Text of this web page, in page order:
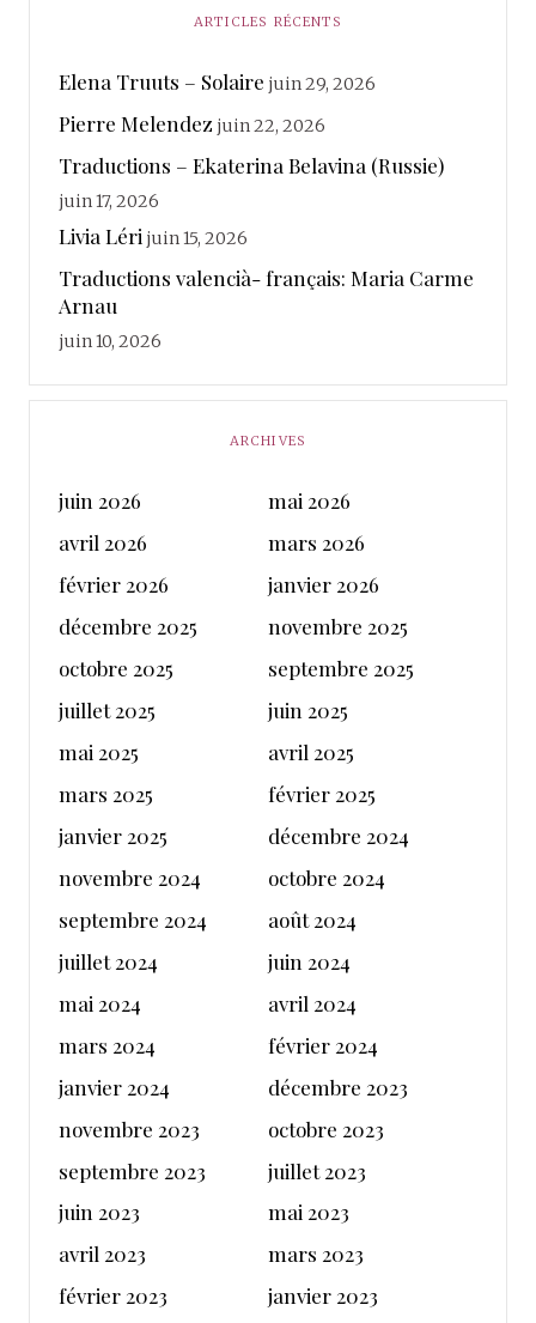
ARTICLES RÉCENTS
Elena Truuts – Solaire juin 29, 2026
Pierre Melendez juin 22, 2026
Traductions – Ekaterina Belavina (Russie)
juin 17, 2026
Livia Léri juin 15, 2026
Traductions valencià- français: Maria Carme
Arnau
juin 10, 2026
ARCHIVES
juin 2026
mai 2026
avril 2026
mars 2026
février 2026
janvier 2026
décembre 2025
novembre 2025
octobre 2025
septembre 2025
juillet 2025
juin 2025
mai 2025
avril 2025
mars 2025
février 2025
janvier 2025
décembre 2024
novembre 2024
octobre 2024
septembre 2024
août 2024
juillet 2024
juin 2024
mai 2024
avril 2024
mars 2024
février 2024
janvier 2024
décembre 2023
novembre 2023
octobre 2023
septembre 2023
juillet 2023
juin 2023
mai 2023
avril 2023
mars 2023
février 2023
janvier 2023